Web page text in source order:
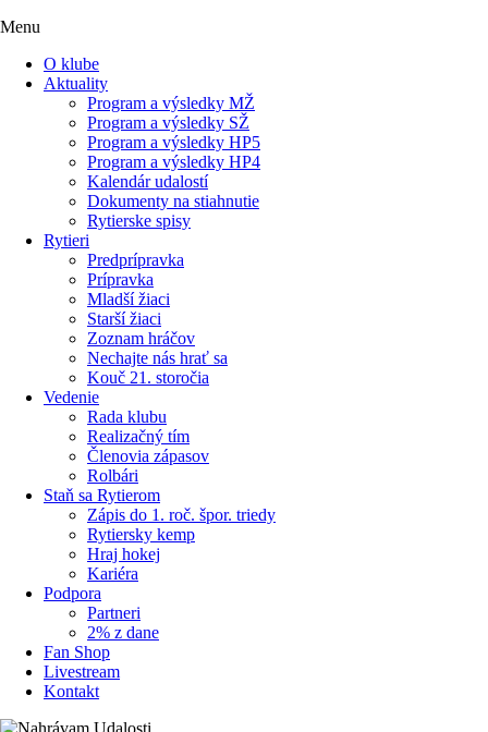
Menu
O klube
Aktuality
Program a výsledky MŽ
Program a výsledky SŽ
Program a výsledky HP5
Program a výsledky HP4
Kalendár udalostí
Dokumenty na stiahnutie
Rytierske spisy
Rytieri
Predprípravka
Prípravka
Mladší žiaci
Starší žiaci
Zoznam hráčov
Nechajte nás hrať sa
Kouč 21. storočia
Vedenie
Rada klubu
Realizačný tím
Členovia zápasov
Rolbári
Staň sa Rytierom
Zápis do 1. roč. špor. triedy
Rytiersky kemp
Hraj hokej
Kariéra
Podpora
Partneri
2% z dane
Fan Shop
Livestream
Kontakt